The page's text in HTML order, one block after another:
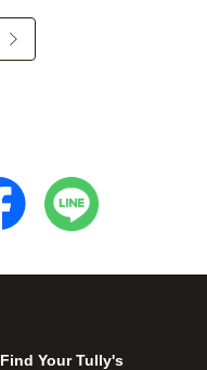
Find Your Tully's